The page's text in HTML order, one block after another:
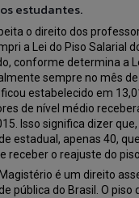
estudantes.
o direito dos
a Lei do Piso Salarial
conforme determina a
sempre no mês
estabelecido em
de nível médio
Isso significa dizer que,
estadual, apenas 40,
receber o reajuste do piso.
é um direito
pública do Brasil. O piso